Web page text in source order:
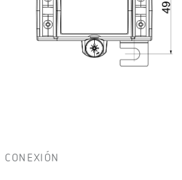
CONEXIÓN